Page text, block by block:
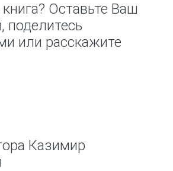
Оставьте Ваш
поделитесь
или расскажите
Казимир